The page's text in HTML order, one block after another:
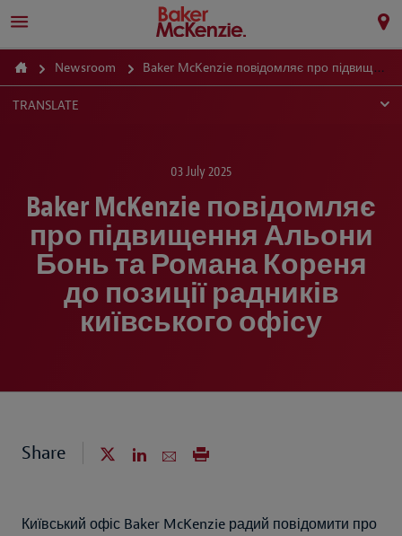
Newsroom Baker McKenzie повідомляє про підвищення Альони Бонь та Романа Кореня до позиції радників київського офісу
TRANSLATE
03 July 2025
Baker McKenzie повідомляє
про підвищення Альони
Бонь та Романа Кореня
до позиції радників
київського офісу
Share
Київський офіс Baker McKenzie радий повідомити про